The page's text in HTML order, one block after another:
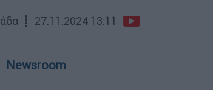
┋ 27.11.2024 13:11
Newsroom